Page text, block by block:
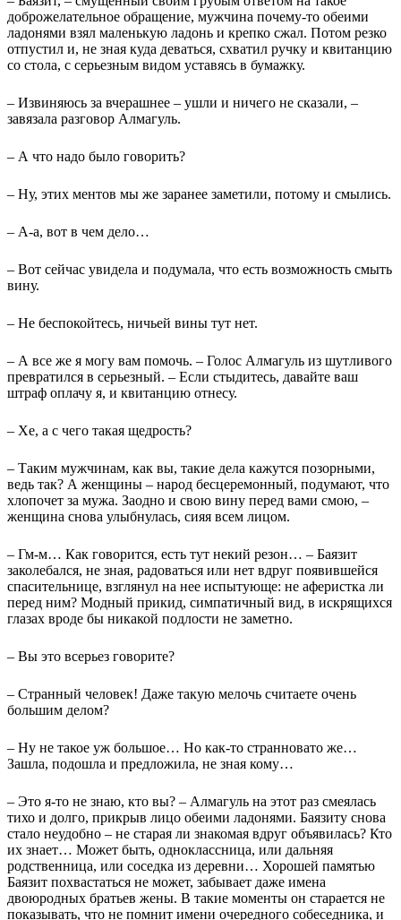
доброжелательное обращение, мужчина почему-то обеими
ладонями взял маленькую ладонь и крепко сжал. Потом резко
отпустил и, не зная куда деваться, схватил ручку и квитанцию
со стола, с серьезным видом уставясь в бумажку.
– Извиняюсь за вчерашнее – ушли и ничего не сказали, –
завязала разговор Алмагуль.
– А что надо было говорить?
– Ну, этих ментов мы же заранее заметили, потому и смылись.
– А-а, вот в чем дело…
– Вот сейчас увидела и подумала, что есть возможность смыть
вину.
– Не беспокойтесь, ничьей вины тут нет.
– А все же я могу вам помочь. – Голос Алмагуль из шутливого
превратился в серьезный. – Если стыдитесь, давайте ваш
штраф оплачу я, и квитанцию отнесу.
– Хе, а с чего такая щедрость?
– Таким мужчинам, как вы, такие дела кажутся позорными,
ведь так? А женщины – народ бесцеремонный, подумают, что
хлопочет за мужа. Заодно и свою вину перед вами смою, –
женщина снова улыбнулась, сияя всем лицом.
– Гм-м… Как говорится, есть тут некий резон… – Баязит
заколебался, не зная, радоваться или нет вдруг появившейся
спасительнице, взглянул на нее испытующе: не аферистка ли
перед ним? Модный прикид, симпатичный вид, в искрящихся
глазах вроде бы никакой подлости не заметно.
– Вы это всерьез говорите?
– Странный человек! Даже такую мелочь считаете очень
большим делом?
– Ну не такое уж большое… Но как-то странновато же…
Зашла, подошла и предложила, не зная кому…
– Это я-то не знаю, кто вы? – Алмагуль на этот раз смеялась
тихо и долго, прикрыв лицо обеими ладонями. Баязиту снова
стало неудобно – не старая ли знакомая вдруг объявилась? Кто
их знает… Может быть, одноклассница, или дальняя
родственница, или соседка из деревни… Хорошей памятью
Баязит похвастаться не может, забывает даже имена
двоюродных братьев жены. В такие моменты он старается не
показывать, что не помнит имени очередного собеседника, и